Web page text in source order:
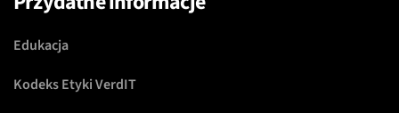
Edukacja
Kodeks Etyki VerdIT